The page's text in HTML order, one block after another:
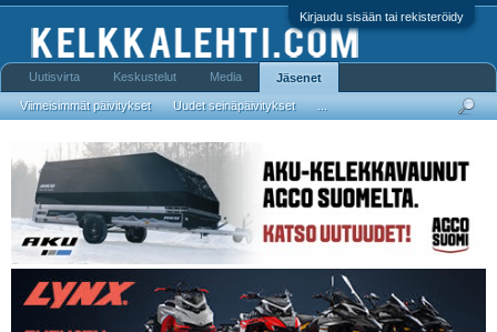
Kirjaudu sisään tai rekisteröidy
Uutisvirta Keskustelut Media Jäsenet
Viimeisimmät päivitykset Uudet seinäpäivitykset